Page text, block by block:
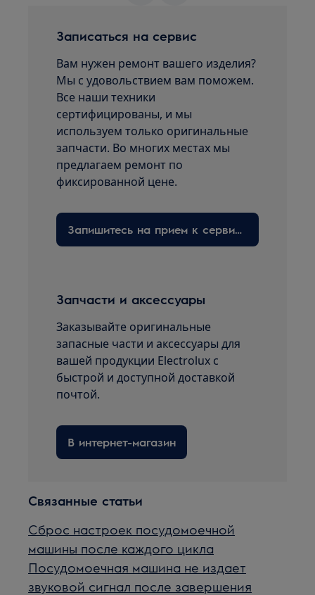
Записаться на сервис
Вам нужен ремонт вашего изделия?
Мы с удовольствием вам поможем.
Все наши техники
сертифицированы, и мы
используем только оригинальные
запчасти. Во многих местах мы
предлагаем ремонт по
фиксированной цене.
Запишитесь на прием к сервисному технику здесь
Запчасти и аксессуары
Заказывайте оригинальные
запасные части и аксессуары для
вашей продукции Electrolux с
быстрой и доступной доставкой
почтой.
В интернет-магазин
Связанные статьи
Сброс настроек посудомоечной
машины после каждого цикла
Посудомоечная машина не издает
звуковой сигнал после завершения